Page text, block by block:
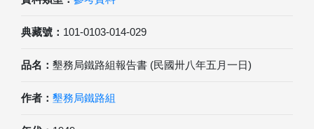
典藏號： 101-0103-014-029
品名： 墾務局鐵路組報告書 (民國卅八年五月一日)
作者： 墾務局鐵路組